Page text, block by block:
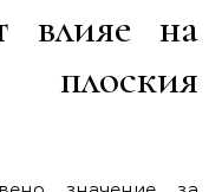
влияе на
плоския